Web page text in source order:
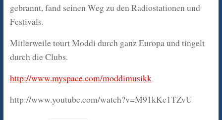
gebrannt, fand seinen Weg zu den Radiostationen und
Festivals.
Mitlerweile tourt Moddi durch ganz Europa und tingelt
durch die Clubs.
http://www.myspace.com/moddimusikk
http://www.youtube.com/watch?v=M91kKc1TZvU